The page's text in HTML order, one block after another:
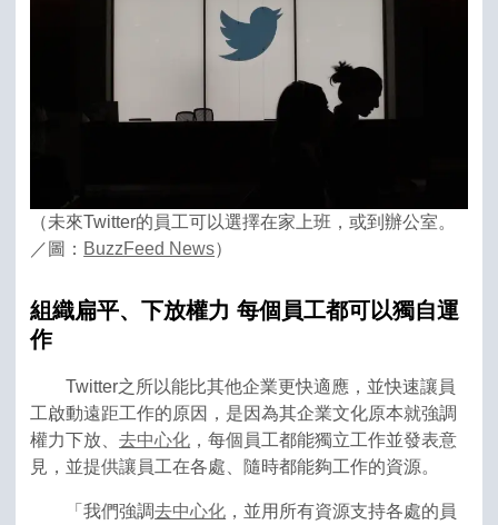
（未來Twitter的員工可以選擇在家上班，或到辦公室。
／圖： BuzzFeed News）
組織扁平、下放權力 每個員工都可以獨自運
作
Twitter之所以能比其他企業更快適應，並快速讓員
工啟動遠距工作的原因，是因為其企業文化原本就強調
權力下放、去中心化 ，每個員工都能獨立工作並發表意
見，並提供讓員工在各處、隨時都能夠工作的資源。
「我們強調去中心化 ，並用所有資源支持各處的員